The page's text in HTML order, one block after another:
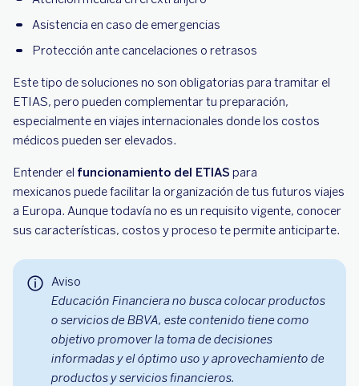
Asistencia en caso de emergencias
Protección ante cancelaciones o retrasos
Este tipo de soluciones no son obligatorias para tramitar el
ETIAS, pero pueden complementar tu preparación,
especialmente en viajes internacionales donde los costos
médicos pueden ser elevados.
Entender el funcionamiento del ETIAS para
mexicanos puede facilitar la organización de tus futuros viajes
a Europa. Aunque todavía no es un requisito vigente, conocer
sus características, costos y proceso te permite anticiparte.
Aviso
Educación Financiera no busca colocar productos
o servicios de BBVA, este contenido tiene como
objetivo promover la toma de decisiones
informadas y el óptimo uso y aprovechamiento de
productos y servicios financieros.